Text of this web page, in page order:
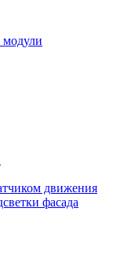
движения
фасада